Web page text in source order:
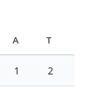
А Т
1 2